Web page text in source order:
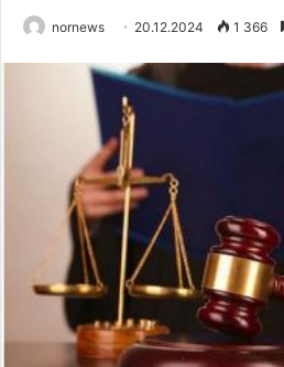
nornews 20.12.2024 1 366